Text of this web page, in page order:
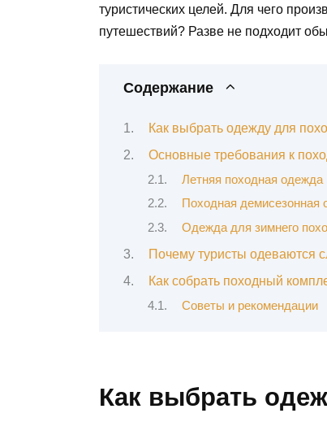
туристических целей. Для чего
путешествий? Разве не подходит
Содержание
Как выбрать одежду для
Основные требования к
Летняя походная одежда
Походная демисезонная
Одежда для зимнего
Почему туристы одеваются
Как собрать походный
Советы и рекомендации
Как выбрать